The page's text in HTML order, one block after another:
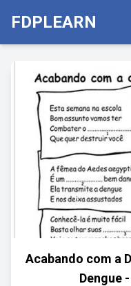
FDPLEARN
Acabando com a
Dengue